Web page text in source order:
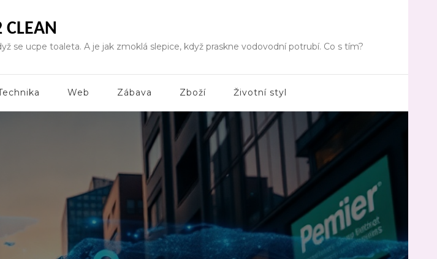
CLEAN
se ucpe toaleta. A je jak zmoklá slepice, když praskne vodovodní potrubí. Co s tím?
Web Zábava Zboží Životní styl